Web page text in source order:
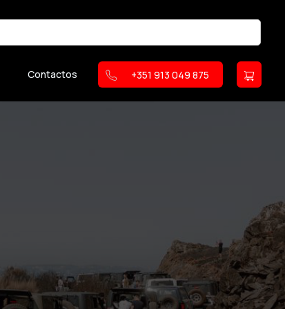
Contactos +351 913 049 875